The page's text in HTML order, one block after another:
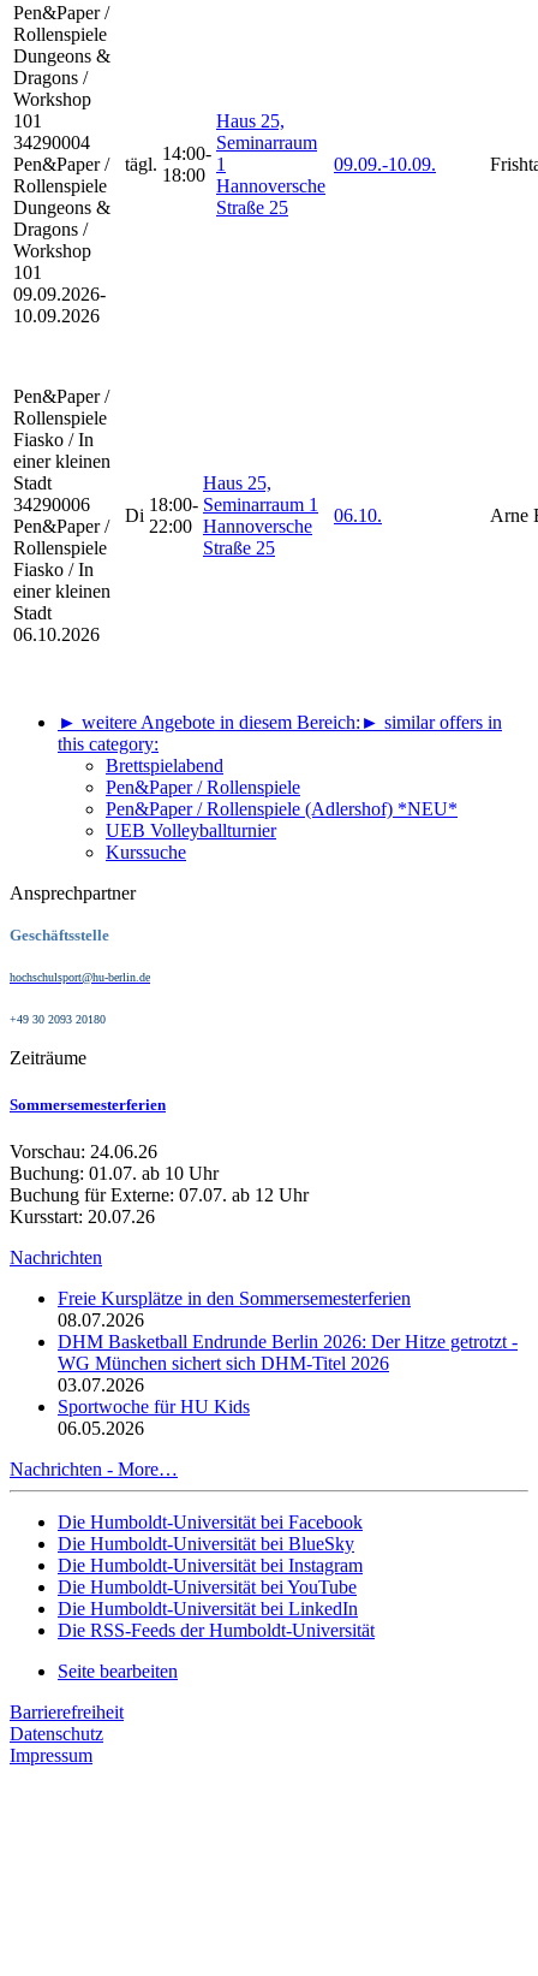
Pen&Paper /
Rollenspiele
Dungeons &
Dragons /
Workshop
101
34290004
Pen&Paper /
Rollenspiele
Dungeons &
Dragons /
Workshop
101
09.09.2026-
10.09.2026
tägl.
14:00-
18:00
Haus 25,
Seminarraum
1
Hannoversche
Straße 25
09.09.-10.09.
Pen&Paper /
Rollenspiele
Fiasko / In
einer kleinen
Stadt
34290006
Pen&Paper /
Rollenspiele
Fiasko / In
einer kleinen
Stadt
06.10.2026
Di
18:00-
22:00
Haus 25,
Seminarraum 1
Hannoversche
Straße 25
06.10. Arne
► weitere Angebote in diesem Bereich: ► similar offers in
this category:
Brettspielabend
Pen&Paper / Rollenspiele
Pen&Paper / Rollenspiele (Adlershof) *NEU*
UEB Volleyballturnier
Kurssuche
Ansprechpartner
Geschäftsstelle
hochschulsport@hu-berlin.de
+49 30 2093 20180
Zeiträume
Sommersemesterferien
Vorschau: 24.06.26
Buchung: 01.07. ab 10 Uhr
Buchung für Externe: 07.07. ab 12 Uhr
Kursstart: 20.07.26
Nachrichten
Freie Kursplätze in den Sommersemesterferien
08.07.2026
DHM Basketball Endrunde Berlin 2026: Der Hitze getrotzt -
WG München sichert sich DHM-Titel 2026
03.07.2026
Sportwoche für HU Kids
06.05.2026
Nachrichten - More…
Die Humboldt-Universität bei Facebook
Die Humboldt-Universität bei BlueSky
Die Humboldt-Universität bei Instagram
Die Humboldt-Universität bei YouTube
Die Humboldt-Universität bei LinkedIn
Die RSS-Feeds der Humboldt-Universität
Seite bearbeiten
Barrierefreiheit
Datenschutz
Impressum